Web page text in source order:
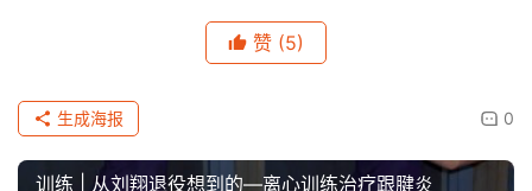
赞 (5)
0
生成海报
训练 | 从刘翔退役想到的—离心训练治疗跟腱炎